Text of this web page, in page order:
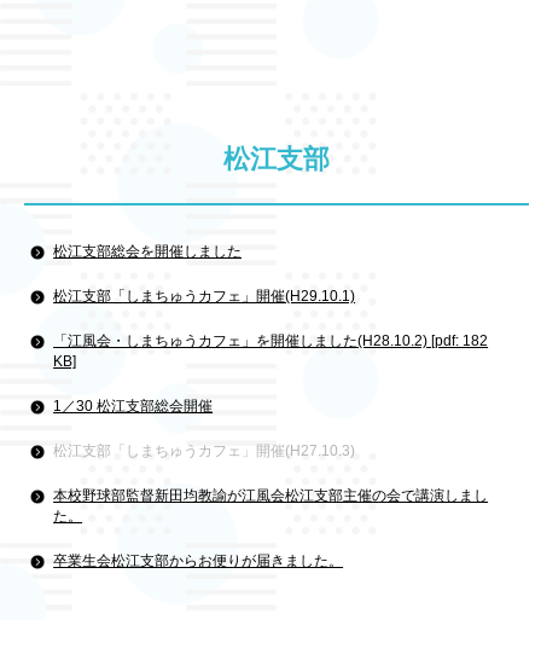
松江支部
松江支部総会を開催しました
松江支部「しまちゅうカフェ」開催(H29.10.1)
「江風会・しまちゅうカフェ」を開催しました(H28.10.2) [pdf: 182
KB]
1／30 松江支部総会開催
松江支部「しまちゅうカフェ」開催(H27.10.3)
本校野球部監督新田均教諭が江風会松江支部主催の会で講演しまし
た。
卒業生会松江支部からお便りが届きました。